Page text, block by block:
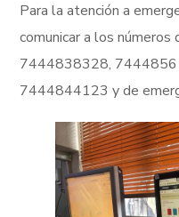
Para la atención a
comunicar a los números
7444838328,
7444844123 y de